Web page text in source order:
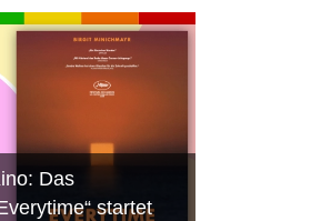
Das
startet